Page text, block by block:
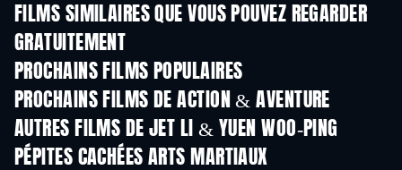
FILMS SIMILAIRES QUE VOUS POUVEZ REGARDER
GRATUITEMENT
PROCHAINS FILMS POPULAIRES
PROCHAINS FILMS DE ACTION & AVENTURE
AUTRES FILMS DE JET LI & YUEN WOO-PING
PÉPITES CACHÉES ARTS MARTIAUX